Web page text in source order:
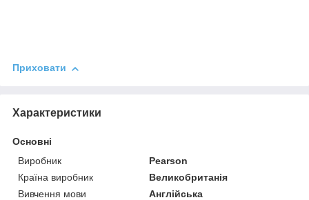
Приховати
Характеристики
Основні
Виробник
Pearson
Країна виробник
Великобританія
Вивчення мови
Англійська